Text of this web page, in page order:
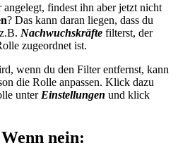
findest ihn aber jetzt nicht
? Das kann daran liegen, dass du
Nachwuchskräfte filterst, der
zugeordnet ist.
wenn du den Filter entfernst, kann
die Rolle anpassen. Klick dazu
unter Einstellungen und klick
nein: